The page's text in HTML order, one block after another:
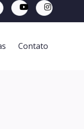
Contato